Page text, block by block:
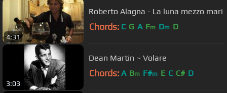
4:31
Roberto Alagna - La luna mezzo mari
Chords: C G A Fm Dm D
3:03
Dean Martin ~ Volare
Chords: A Bm F#m E C C# D